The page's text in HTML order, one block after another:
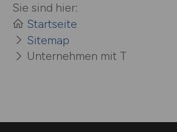
Sie sind hier:
Startseite
Sitemap
Unternehmen mit T